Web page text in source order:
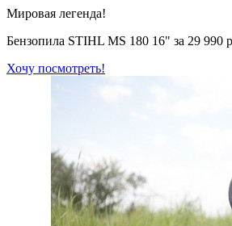
Мировая легенда!
Бензопила STIHL MS 180 16" за 29 990
Хочу посмотреть!